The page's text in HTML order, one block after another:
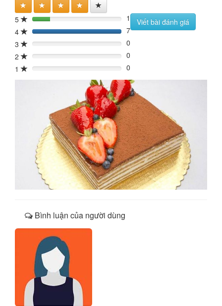
5 20%
1
4
140%
7
3
0%
0
2
0%
0
1
0% 0
Viết bài đánh giá
Bình luận của người dùng